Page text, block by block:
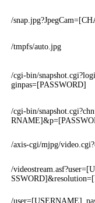
/
/tmpfs/auto.jpg
/cgi-bin/
ginpas=[PASSWORD]
/cgi-bin/
/axis-cgi/mjpg/
/
/